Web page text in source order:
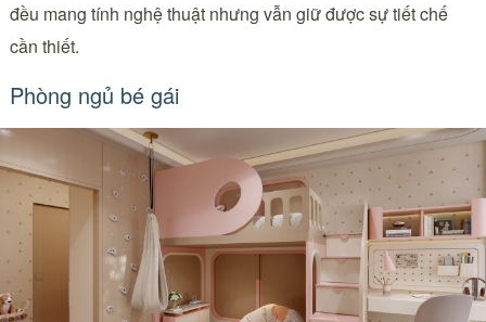
đều mang tính nghệ thuật nhưng vẫn giữ được sự tiết chế
cần thiết.
Phòng ngủ bé gái